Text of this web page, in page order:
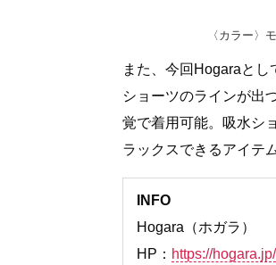
〈カラー〉
また、今回Hogaraとし
ショーツのラインが出
覚で着用可能。吸水シ
ラックスできるアイテ
INFO
Hogara（ホガラ）
HP： https://hogara.jp/